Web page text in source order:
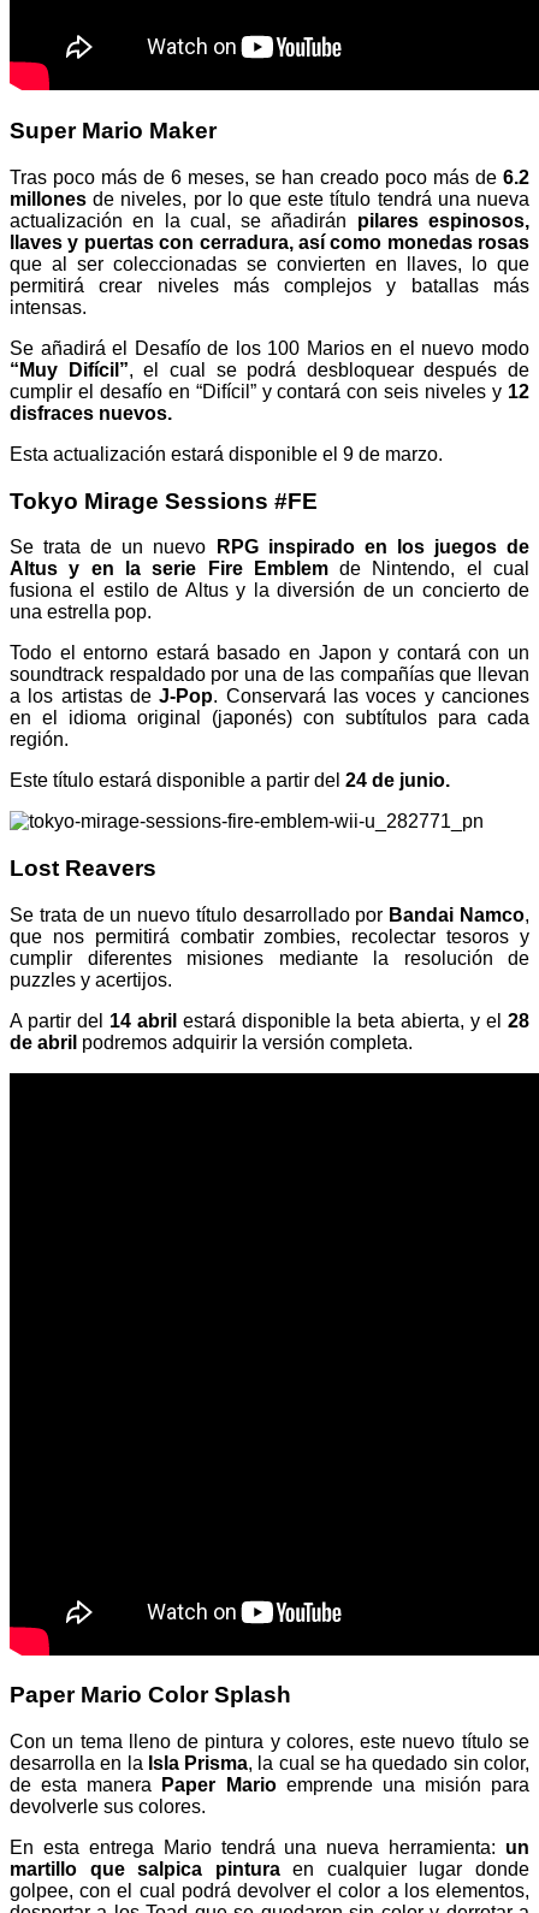
Super Mario Maker
Tras poco más de 6 meses, se han creado poco más de 6.2
millones de niveles, por lo que este título tendrá una nueva
actualización en la cual, se añadirán pilares espinosos,
llaves y puertas con cerradura, así como monedas rosas
que al ser coleccionadas se convierten en llaves, lo que
permitirá crear niveles más complejos y batallas más
intensas.
Se añadirá el Desafío de los 100 Marios en el nuevo modo
“Muy Difícil”, el cual se podrá desbloquear después de
cumplir el desafío en “Difícil” y contará con seis niveles y 12
disfraces nuevos.
Esta actualización estará disponible el 9 de marzo.
Tokyo Mirage Sessions #FE
Se trata de un nuevo
RPG inspirado en los juegos de
Altus y en la serie Fire Emblemde Nintendo, el cual
fusiona el estilo de Altus y la diversión de un concierto de
una estrella pop.
Todo el entorno estará basado en Japon y contará con un
soundtrack respaldado por una de las compañías que llevan
a los artistas deJ-Pop. Conservará las voces y canciones
en el idioma original (japonés) con subtítulos para cada
región.
Este título estará disponible a partir del 24 de junio.
Lost Reavers
Se trata de un nuevo título desarrollado por Bandai Namco,
que nos permitirá combatir zombies, recolectar tesoros y
cumplir diferentes misiones mediante la resolución de
puzzles y acertijos.
A partir del 14 abril estará disponible la beta abierta, y el28
de abril podremos adquirir la versión completa.
Paper Mario Color Splash
Con un tema lleno de pintura y colores, este nuevo título se
desarrolla en la Isla Prisma, la cual se ha quedado sin color,
de esta manera
Paper Marioemprende una misión para
devolverle sus colores.
En esta entrega Mario tendrá una nueva herramienta: un
martillo que salpica pinturaen cualquier lugar donde
golpee, con el cual podrá devolver el color a los elementos,